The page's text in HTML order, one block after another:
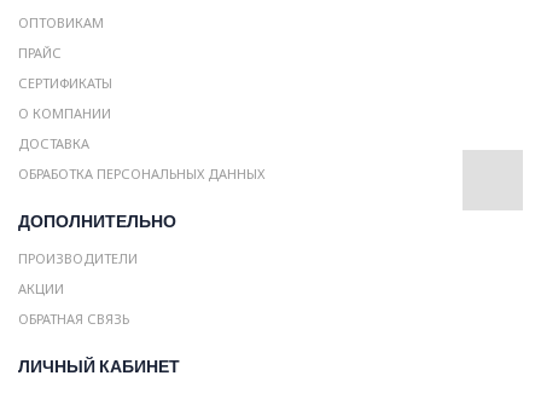
ОПТОВИКАМ
ПРАЙС
СЕРТИФИКАТЫ
О КОМПАНИИ
ДОСТАВКА
ОБРАБОТКА ПЕРСОНАЛЬНЫХ ДАННЫХ
ДОПОЛНИТЕЛЬНО
ПРОИЗВОДИТЕЛИ
АКЦИИ
ОБРАТНАЯ СВЯЗЬ
ЛИЧНЫЙ КАБИНЕТ